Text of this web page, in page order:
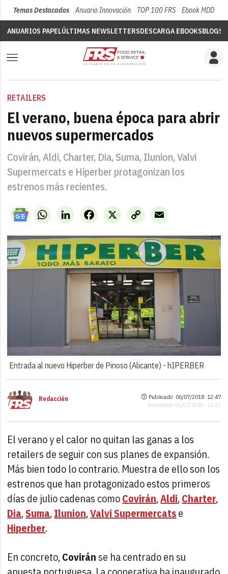
Temas Destacados Anuario Innovación TOP 100 FRS Ebook MDD
ANUARIOS PAPELÚLTIMAS NEWSLETTERSDESCARGA EBOOKSBLOGS
RETAILERS
El verano, buena época para abrir
nuevos supermercados
Covirán, Aldi, Charter, Dia, Suma, Ilunion, Valvi
Supermercats e Hiperber protagonizan los
estrenos más recientes.
WhatsAppLinkedIn X
Facebook
Copy
Link
Email
Entrada al nuevo Hiperber de Pinoso (Alicante) -hIPERBER
Redacción Publicado: 06/07/2018 ·12:47
Actualizado: 06/07/2018 · 12:47
El verano y el calor no quitan las ganas a los
retailers de seguir con sus planes de expansión.
Más bien todo lo contrario. Muestra de ello son los
estrenos que han protagonizado estos primeros
días de julio cadenas comoCovirán,Aldi,Charter,
Dia,Suma,Ilunion,Valvi Supermercatse
Hiperber.
En concreto,Covirán se ha centrado en su